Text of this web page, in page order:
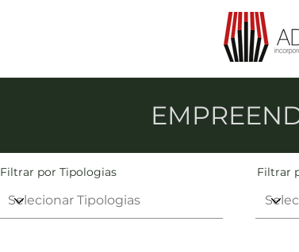
Filtrar por Tipologias Filtrar